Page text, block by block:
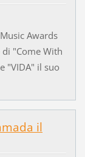
Awards
"Come With
"VIDA" il suo
il